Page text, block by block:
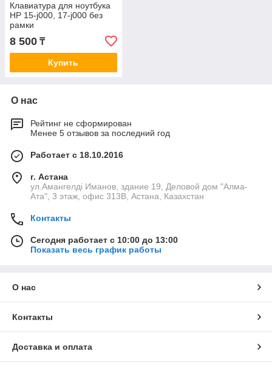
Клавиатура для ноутбука
HP 15-j000, 17-j000 без
рамки
8 500 ₸
Купить
О нас
Рейтинг не сформирован
Менее 5 отзывов за последний год
Работает с 18.10.2016
г. Астана
ул.Амангелді Иманов, здание 19, Деловой дом "Алма-
Ата", 3 этаж, офис 313В, Астана, Казахстан
Контакты
Сегодня работает с 10:00 до 13:00
Показать весь график работы
О нас
Контакты
Доставка и оплата